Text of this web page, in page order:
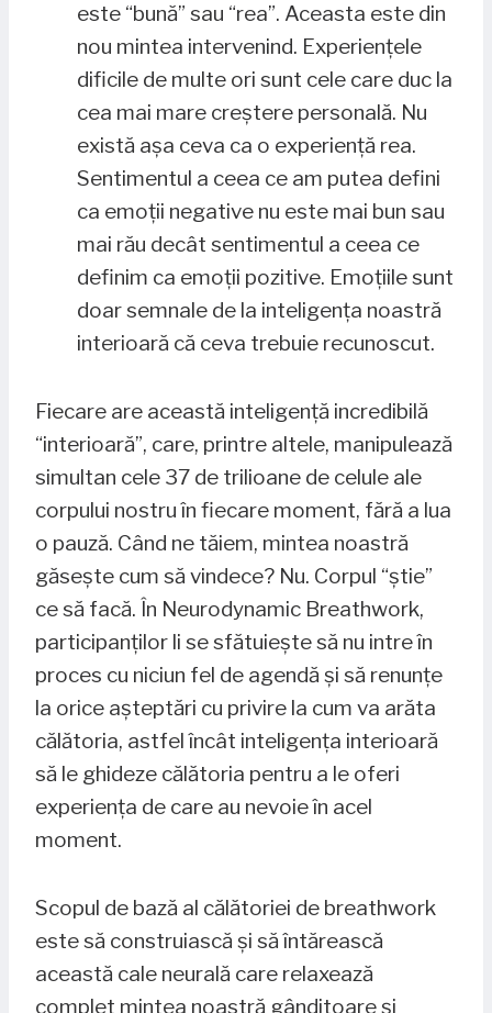
este “bună” sau “rea”. Aceasta este din
nou mintea intervenind. Experiențele
dificile de multe ori sunt cele care duc la
cea mai mare creștere personală. Nu
există așa ceva ca o experiență rea.
Sentimentul a ceea ce am putea defini
ca emoții negative nu este mai bun sau
mai rău decât sentimentul a ceea ce
definim ca emoții pozitive. Emoțiile sunt
doar semnale de la inteligența noastră
interioară că ceva trebuie recunoscut.
Fiecare are această inteligență incredibilă
“interioară”, care, printre altele, manipulează
simultan cele 37 de trilioane de celule ale
corpului nostru în fiecare moment, fără a lua
o pauză. Când ne tăiem, mintea noastră
găsește cum să vindece? Nu. Corpul “știe”
ce să facă. În Neurodynamic Breathwork,
participanților li se sfătuiește să nu intre în
proces cu niciun fel de agendă și să renunțe
la orice așteptări cu privire la cum va arăta
călătoria, astfel încât inteligența interioară
să le ghideze călătoria pentru a le oferi
experiența de care au nevoie în acel
moment.
Scopul de bază al călătoriei de breathwork
este să construiască și să întărească
această cale neurală care relaxează
complet mintea noastră gânditoare și